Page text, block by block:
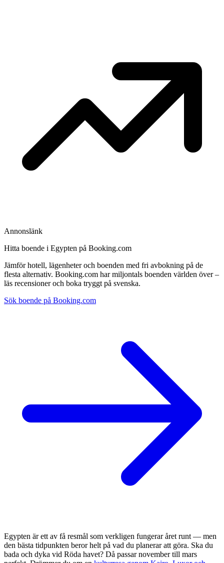
Annonslänk
Hitta boende i Egypten på Booking.com
Jämför hotell, lägenheter och boenden med fri avbokning på de
flesta alternativ. Booking.com har miljontals boenden världen över –
läs recensioner och boka tryggt på svenska.
Sök boende på Booking.com
Egypten är ett av få resmål som verkligen fungerar året runt — men
den bästa tidpunkten beror helt på vad du planerar att göra. Ska du
bada och dyka vid Röda havet? Då passar november till mars